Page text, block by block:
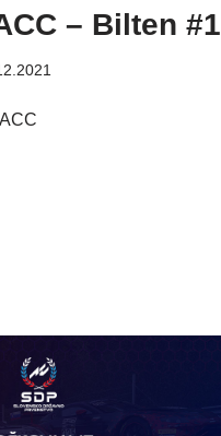
– Bilten #1